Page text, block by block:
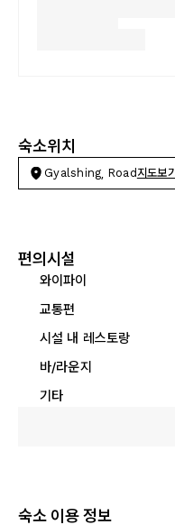
숙소위치
Gyalshing, Road 지도보기
편의시설
와이파이
교통편
시설 내 레스토랑
바/라운지
기타
숙소 이용 정보